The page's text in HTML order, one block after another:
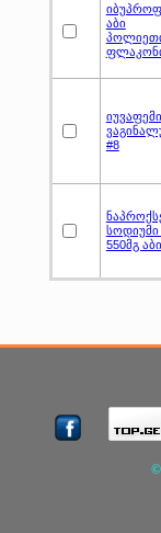
აბი
#8
სოდიუმი
550მგ
©